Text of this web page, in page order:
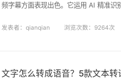
频字幕方面表现出色。它运用 AI 精准识
字幕，去除效果自然。 功能丰富：除去
发表者：qianqian 浏览次数：9264次
文字怎么转成语音？5款文本转